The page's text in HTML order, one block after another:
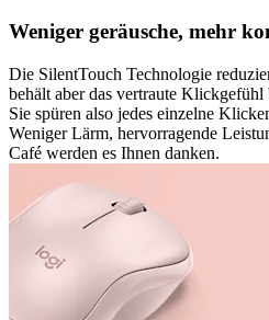
Weniger geräusche, mehr
Die SilentTouch Technologie
behält aber das vertraute
Sie spüren also jedes einzelne
Weniger Lärm, hervorragende
Café werden es Ihnen danken.